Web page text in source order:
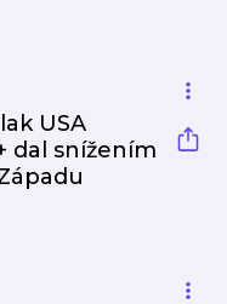
USA
dal snížením